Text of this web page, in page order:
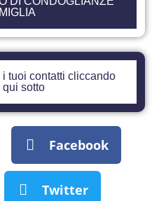
tuoi contatti cliccando
sotto
Facebook
Twitter